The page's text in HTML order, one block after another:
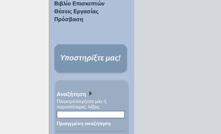
Βιβλίο Επισκεπτών
Θέσεις Εργασίας
Πρόσβαση
Αναζήτηση
Πληκτρολογήστε μία ή
περισσότερες λέξεις
Προηγμένη αναζήτηση